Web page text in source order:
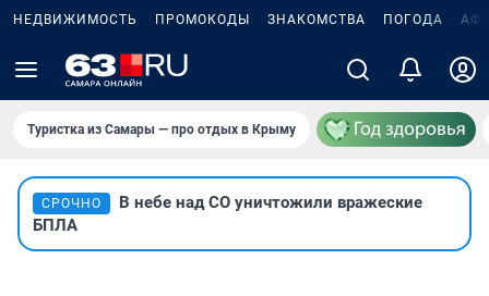
НЕДВИЖИМОСТЬ ПРОМОКОДЫ ЗНАКОМСТВА ПОГОДА
Туристка из Самары — про отдых в Крыму
СРОЧНО
В небе над СО уничтожили вражеские
БПЛА